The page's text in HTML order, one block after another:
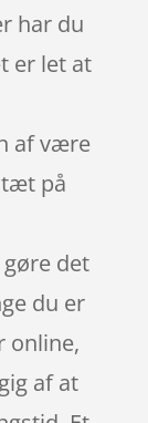
har du
er let at
af være
på
det
du er
online,
af at